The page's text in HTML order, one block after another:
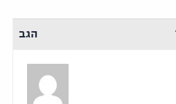
הגב